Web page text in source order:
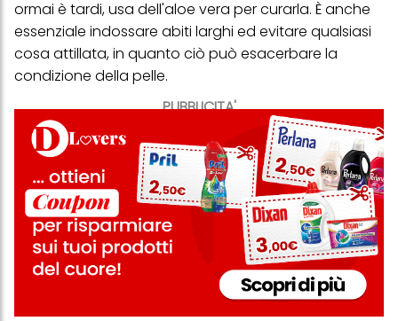
PUBBLICITA'
ormai è tardi, usa dell'aloe vera per curarla. È anche
essenziale indossare abiti larghi ed evitare qualsiasi
cosa attillata, in quanto ciò può esacerbare la
condizione della pelle.